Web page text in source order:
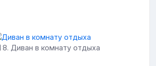
8. Диван в комнату отдыха